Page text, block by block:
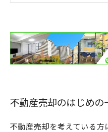
注意点はこれだ！無
と
不動産売却のはじめの
不動産売却を考えている方